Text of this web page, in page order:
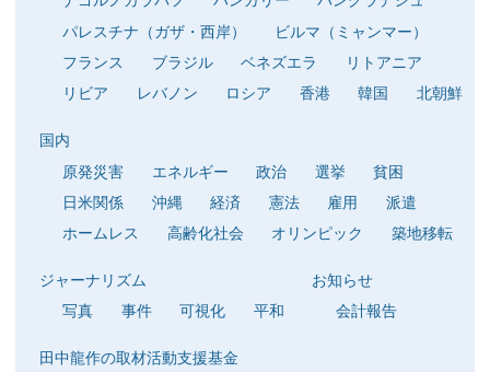
パレスチナ（ガザ・西岸）
ビルマ（ミャンマー）
フランス
ブラジル ベネズエラ
リトアニア
リビア
レバノン ロシア 香港 韓国 北朝鮮
国内
原発災害
エネルギー 政治 選挙
貧困
日米関係
沖縄 経済 憲法 雇用
派遣
ホームレス
高齢化社会 オリンピック 築地移転
ジャーナリズム
写真
事件 可視化 平和
お知らせ
会計報告
田中龍作の取材活動支援基金